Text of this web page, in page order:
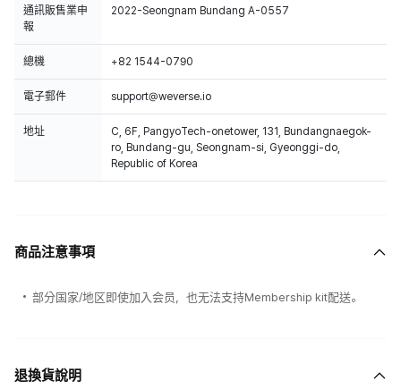
通訊販售業申
報
2022-Seongnam Bundang A-0557
總機 +82 1544-0790
電子郵件 support@weverse.io
地址
C, 6F, PangyoTech-onetower, 131, Bundangnaegok-
ro, Bundang-gu, Seongnam-si, Gyeonggi-do,
Republic of Korea
商品注意事項
部分国家/地区即使加入会员，也无法支持Membership kit配送。
退換貨說明